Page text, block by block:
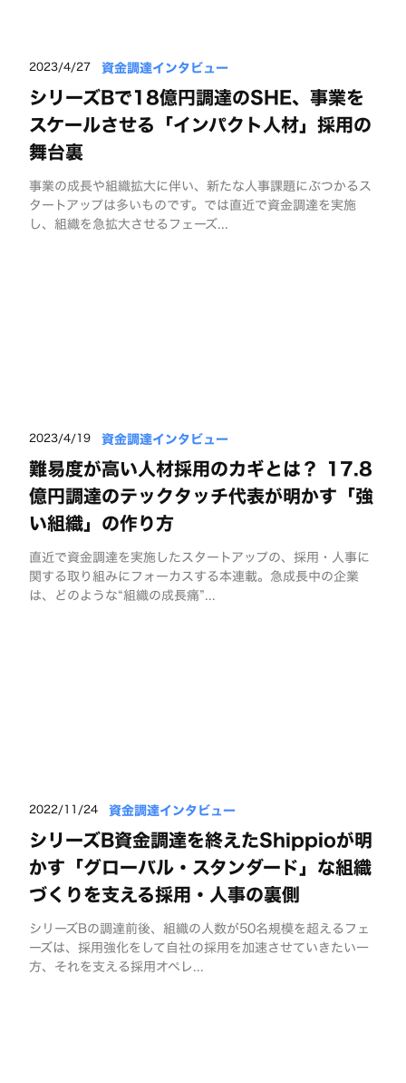
2023/4/27 資金調達インタビュー
シリーズBで18億円調達のSHE、事業を
スケールさせる「インパクト人材」採用の
舞台裏
事業の成長や組織拡大に伴い、新たな人事課題にぶつかるス
タートアップは多いものです。では直近で資金調達を実施
し、組織を急拡大させるフェーズ...
2023/4/19 資金調達インタビュー
難易度が高い人材採用のカギとは？ 17.8
億円調達のテックタッチ代表が明かす「強
い組織」の作り方
直近で資金調達を実施したスタートアップの、採用・人事に
関する取り組みにフォーカスする本連載。急成長中の企業
は、どのような“組織の成長痛”...
2022/11/24 資金調達インタビュー
シリーズB資金調達を終えたShippioが明
かす「グローバル・スタンダード」な組織
づくりを支える採用・人事の裏側
シリーズBの調達前後、組織の人数が50名規模を超えるフェ
ーズは、採用強化をして自社の採用を加速させていきたい一
方、それを支える採用オペレ...